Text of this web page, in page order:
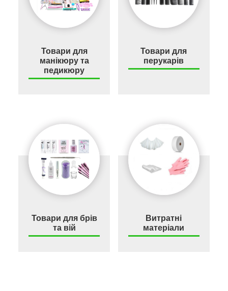
Товари для
манікюру та
педикюру
Товари для
перукарів
Товари для брів
та вій
Витратні
матеріали